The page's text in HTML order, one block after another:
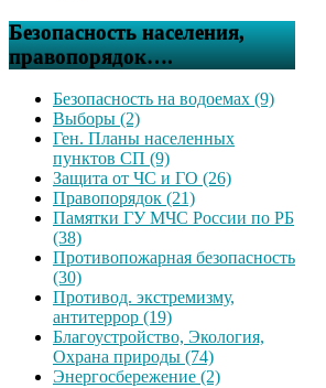
Безопасность населения,
правопорядок….
Безопасность на водоемах (9)
Выборы (2)
Ген. Планы населенных
пунктов СП (9)
Защита от ЧС и ГО (26)
Правопорядок (21)
Памятки ГУ МЧС России по РБ
(38)
Противопожарная безопасность
(30)
Противод. экстремизму,
антитеррор (19)
Благоустройство, Экология,
Охрана природы (74)
Энергосбережение (2)